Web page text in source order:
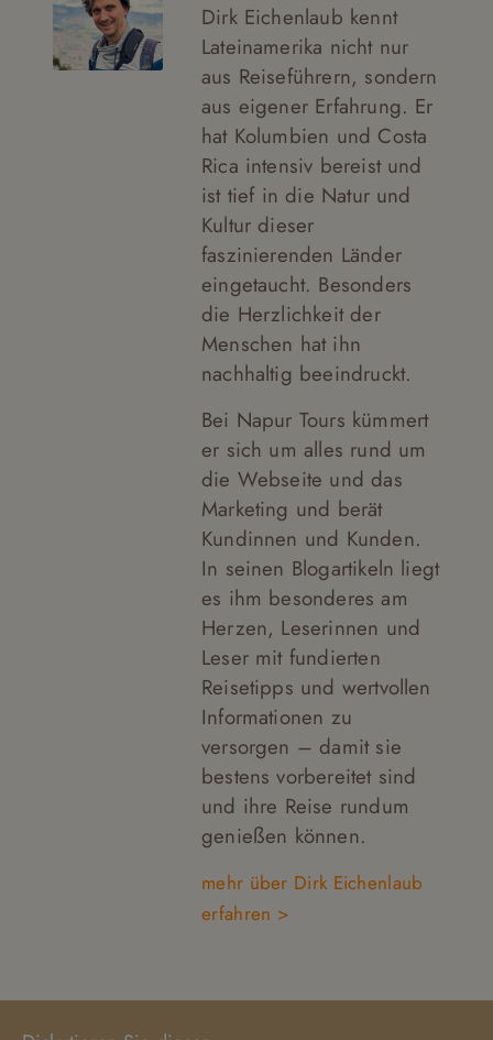
Dirk Eichenlaub kennt
Lateinamerika nicht nur
aus Reiseführern, sondern
aus eigener Erfahrung. Er
hat Kolumbien und Costa
Rica intensiv bereist und
ist tief in die Natur und
Kultur dieser
faszinierenden Länder
eingetaucht. Besonders
die Herzlichkeit der
Menschen hat ihn
nachhaltig beeindruckt.
Bei Napur Tours kümmert
er sich um alles rund um
die Webseite und das
Marketing und berät
Kundinnen und Kunden.
In seinen Blogartikeln liegt
es ihm besonderes am
Herzen, Leserinnen und
Leser mit fundierten
Reisetipps und wertvollen
Informationen zu
versorgen – damit sie
bestens vorbereitet sind
und ihre Reise rundum
genießen können.
mehr über Dirk Eichenlaub
erfahren >